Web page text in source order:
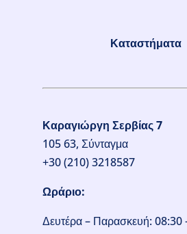
Καταστήματα
Καραγιώργη Σερβίας 7
105 63, Σύνταγμα
+30 (210) 3218587
Ωράριο:
Δευτέρα – Παρασκευή: 08:30